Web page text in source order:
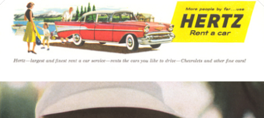
Bild-ID: 3579